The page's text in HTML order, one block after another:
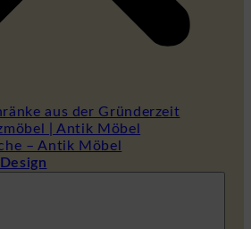
aus der Gründerzeit
| Antik Möbel
– Antik Möbel